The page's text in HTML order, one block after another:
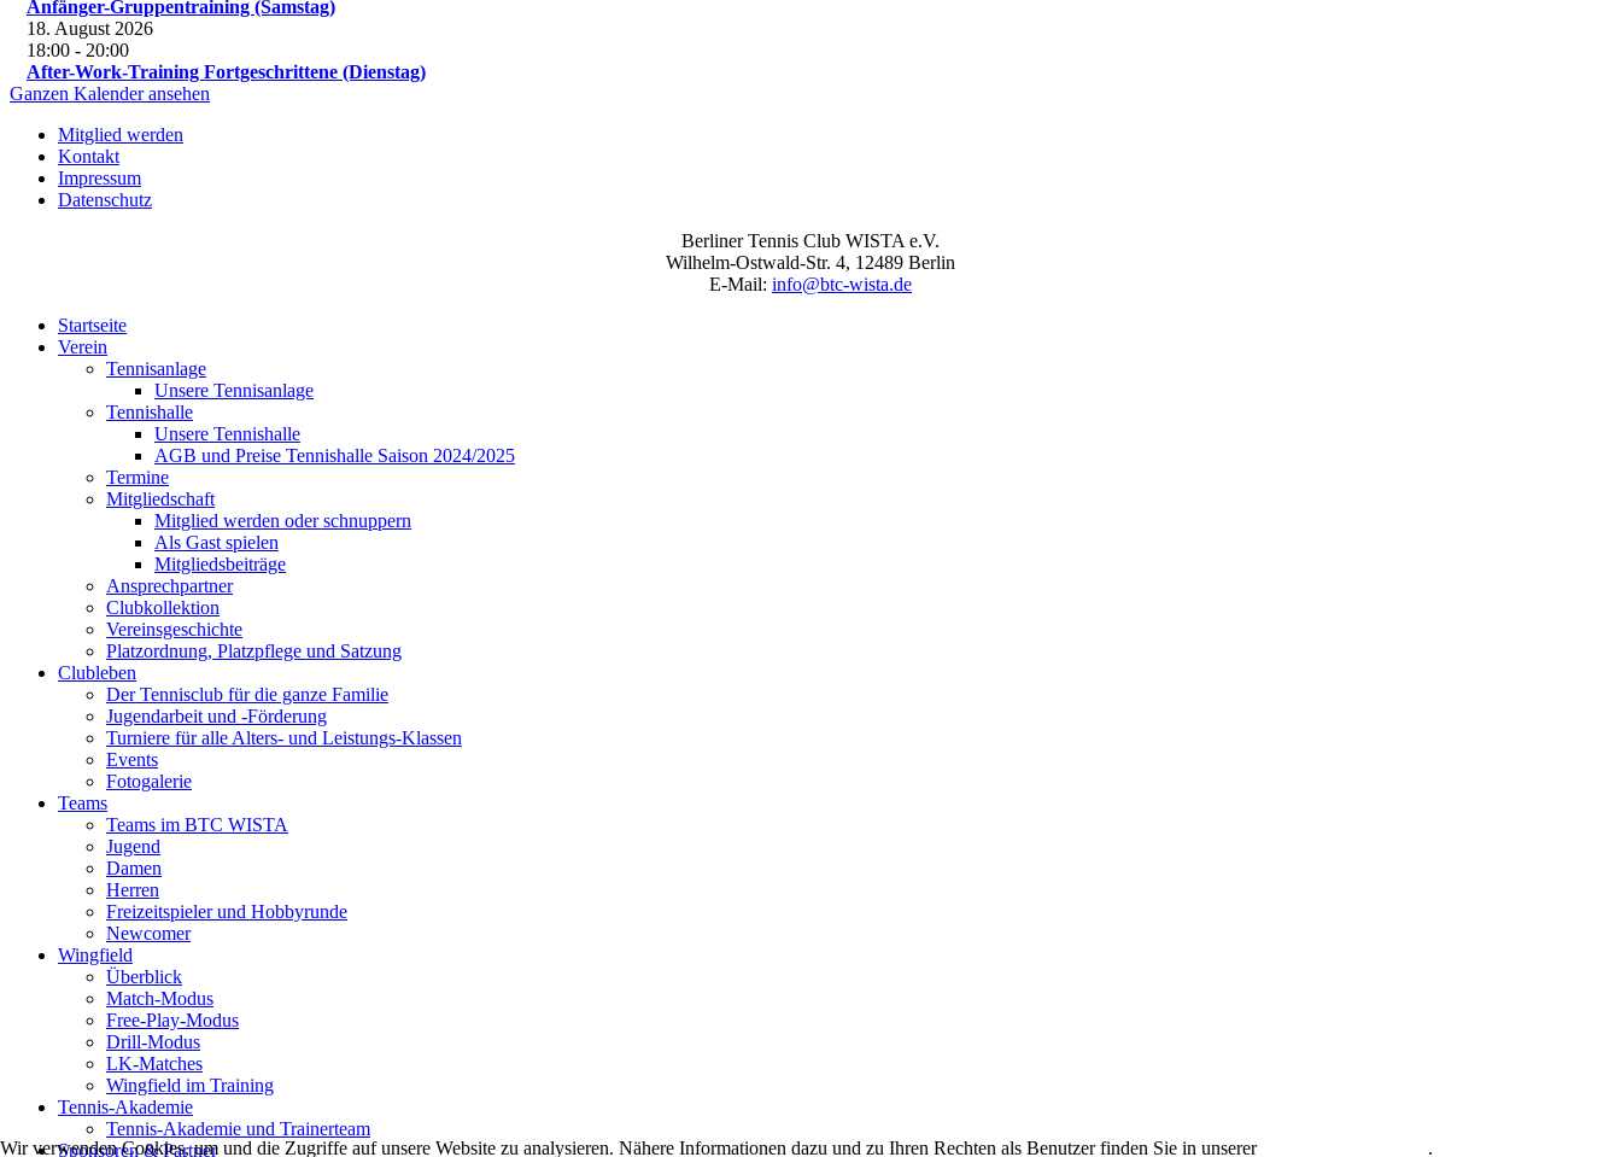
Anfänger-Gruppentraining (Samstag)
18. August 2026
18:00 - 20:00
After-Work-Training Fortgeschrittene (Dienstag)
Ganzen Kalender ansehen
Mitglied werden
Kontakt
Impressum
Datenschutz
Berliner Tennis Club WISTA e.V.
Wilhelm-Ostwald-Str. 4, 12489 Berlin
E-Mail: info@btc-wista.de
Startseite
Verein
Tennisanlage
Unsere Tennisanlage
Tennishalle
Unsere Tennishalle
AGB und Preise Tennishalle Saison 2024/2025
Termine
Mitgliedschaft
Mitglied werden oder schnuppern
Als Gast spielen
Mitgliedsbeiträge
Ansprechpartner
Clubkollektion
Vereinsgeschichte
Platzordnung, Platzpflege und Satzung
Clubleben
Der Tennisclub für die ganze Familie
Jugendarbeit und -Förderung
Turniere für alle Alters- und Leistungs-Klassen
Events
Fotogalerie
Teams
Teams im BTC WISTA
Jugend
Damen
Herren
Freizeitspieler und Hobbyrunde
Newcomer
Wingfield
Überblick
Match-Modus
Free-Play-Modus
Drill-Modus
LK-Matches
Wingfield im Training
Tennis-Akademie
Tennis-Akademie und Trainerteam
Sponsoren & Partner
Wir verwenden Cookies, um und die Zugriffe auf unsere Website zu analysieren. Nähere Informationen dazu und zu Ihren Rechten als Benutzer finden Sie in unserer .